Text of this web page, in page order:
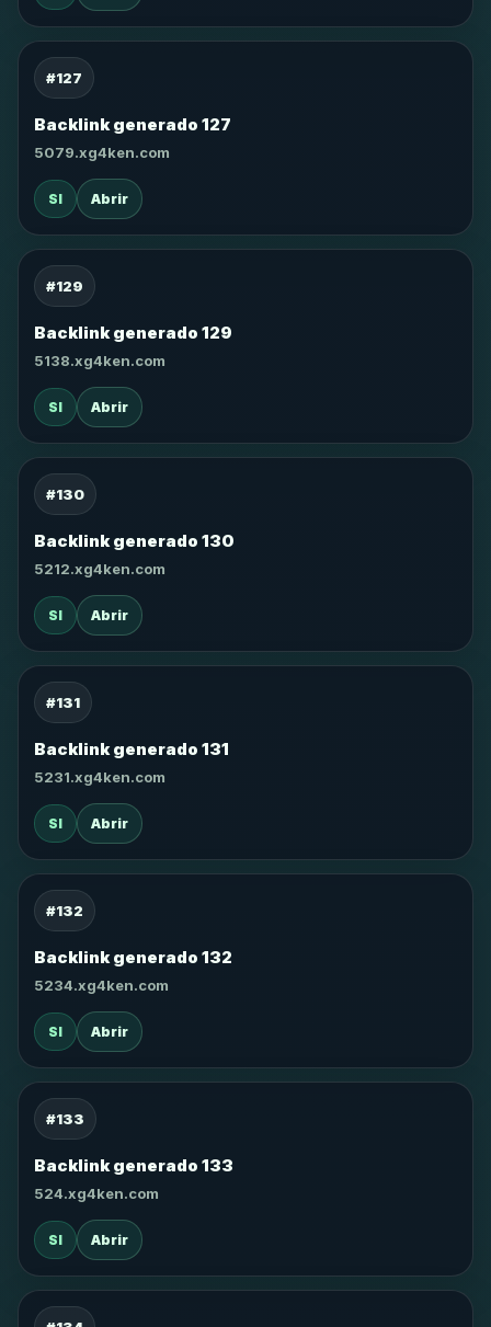
#127
Backlink generado 127
5079.xg4ken.com
SI Abrir
#129
Backlink generado 129
5138.xg4ken.com
SI Abrir
#130
Backlink generado 130
5212.xg4ken.com
SI Abrir
#131
Backlink generado 131
5231.xg4ken.com
SI Abrir
#132
Backlink generado 132
5234.xg4ken.com
SI Abrir
#133
Backlink generado 133
524.xg4ken.com
SI Abrir